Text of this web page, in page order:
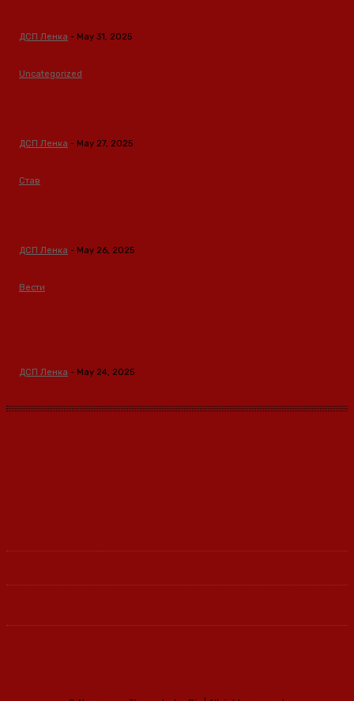
ДСП Ленка - May 31, 2025
Uncategorized
ДСП Ленка - May 27, 2025
Став
ДСП Ленка - May 26, 2025
Вести
ДСП Ленка - May 24, 2025